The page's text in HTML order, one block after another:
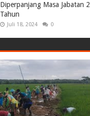
Diperpanjang Masa Jabatan 2
Tahun
Juli 18, 2024 0